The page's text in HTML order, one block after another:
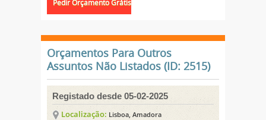
Orçamentos Para Outros
Assuntos Não Listados (ID: 2515)
Registado desde 05-02-2025
Localização: Lisboa, Amadora